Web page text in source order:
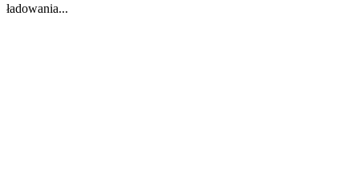
ładowania...